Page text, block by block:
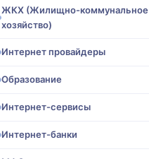
ЖКХ (Жилищно-коммунальное
хозяйство)
Интернет провайдеры
Образование
Интернет-сервисы
Интернет-банки